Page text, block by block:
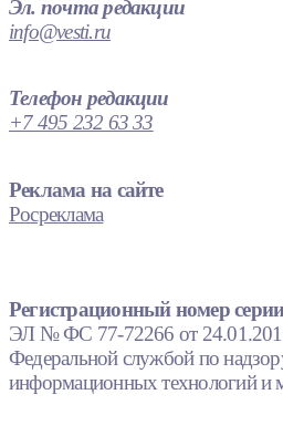
Эл. почта редакции
info@vesti.ru
Телефон редакции
+7 495 232 63 33
Реклама на сайте
Росреклама
Регистрационный номер
ЭЛ № ФС 77-72266 от
Федеральной службой по
информационных технологий и